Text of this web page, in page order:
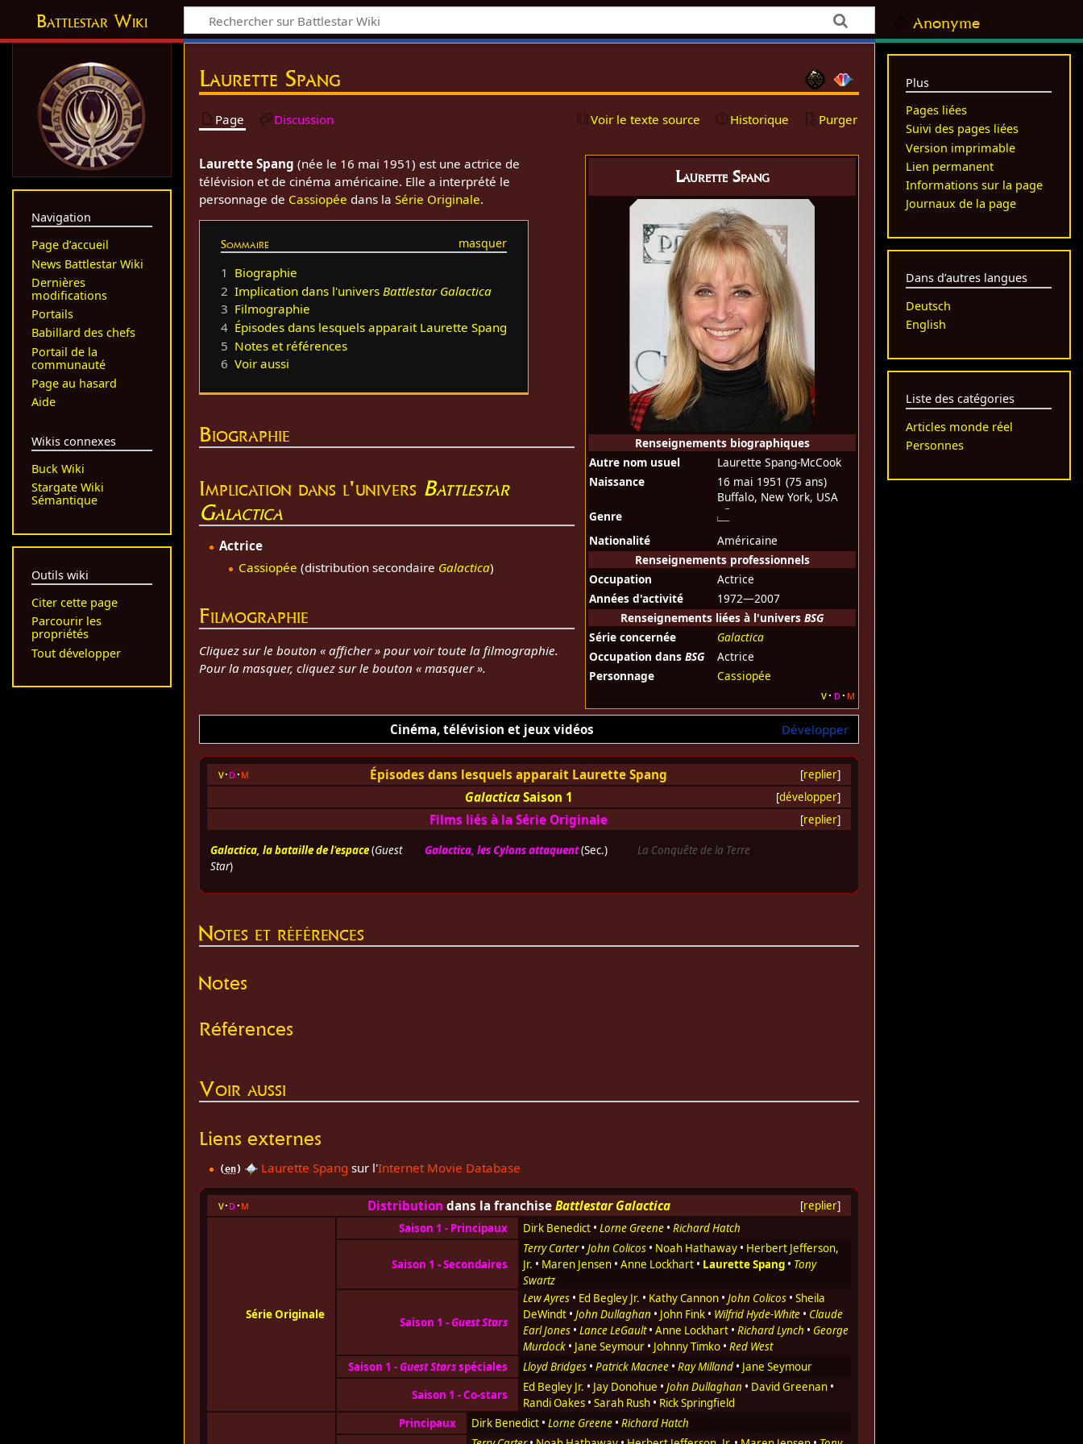
Anonyme
Battlestar Wiki
Laurette Spang
Page Discussion Voir le texte source Historique Purger
Laurette Spang
Renseignements biographiques
Autre nom usuel
Laurette Spang-McCook
Naissance
16 mai 1951 (75 ans)
Buffalo, New York, USA
Genre
Nationalité
Américaine
Renseignements professionnels
Occupation
Actrice
Années d'activité
1972—2007
Renseignements liées à l'universBSG
Série concernée
Galactica
Occupation dansBSG
Actrice
Personnage
Cassiopée
v d m
Laurette Spang (née le 16 mai 1951) est une actrice de
télévision et de cinéma américaine. Elle a interprété le
personnage de Cassiopée dans laSérie Originale.
Sommaire
1 Biographie
2 Implication dans l'univers Battlestar Galactica
3 Filmographie
4 Épisodes dans lesquels apparait Laurette Spang
5 Notes et références
6 Voir aussi
Biographie
Implication dans l'univers Battlestar
Galactica
Actrice
Cassiopée (distribution secondaire Galactica)
Filmographie
Cliquez sur le bouton « afficher » pour voir toute la filmographie.
Pour la masquer, cliquez sur le bouton « masquer ».
Développer
Cinéma, télévision et jeux vidéos
[replier]
v d m Épisodes dans lesquels apparait Laurette Spang
[développer]
Galactica Saison 1
[replier]
Films liés à la Série Originale
Galactica, la bataille de l'espace(Guest
Star)
Galactica, les Cylons attaquent(Sec.) La Conquête de la Terre
Notes et références
Notes
Références
Voir aussi
Liens externes
(en) Laurette Spang sur l'Internet Movie Database
[replier]
v d m Distribution dans la franchise Battlestar Galactica
Série Originale
Saison 1 - Principaux Dirk Benedict• Lorne Greene• Richard Hatch
Saison 1 - Secondaires
Terry Carter• John Colicos• Noah Hathaway• Herbert Jefferson,
Jr. • Maren Jensen• Anne Lockhart• Laurette Spang• Tony
Swartz
Saison 1 -Guest Stars
Lew Ayres• Ed Begley Jr. • Kathy Cannon• John Colicos• Sheila
DeWindt• John Dullaghan • John Fink• Wilfrid Hyde-White• Claude
Earl Jones• Lance LeGault• Anne Lockhart• Richard Lynch • George
Murdock• Jane Seymour• Johnny Timko• Red West
Saison 1 -Guest Starsspéciales Lloyd Bridges• Patrick Macnee• Ray Milland• Jane Seymour
Saison 1 - Co-stars
Ed Begley Jr. • Jay Donohue • John Dullaghan • David Greenan•
Randi Oakes• Sarah Rush• Rick Springfield
Principaux
Dirk Benedict• Lorne Greene• Richard Hatch
Navigation
Page d’accueil
News Battlestar Wiki
Dernières
modifications
Portails
Babillard des chefs
Portail de la
communauté
Page au hasard
Aide
Wikis connexes
Buck Wiki
Stargate Wiki
Sémantique
Outils wiki
Citer cette page
Parcourir les
propriétés
Tout développer
Plus
Pages liées
Suivi des pages liées
Version imprimable
Lien permanent
Informations sur la page
Journaux de la page
Dans d’autres langues
Deutsch
English
Liste des catégories
Articles monde réel
Personnes